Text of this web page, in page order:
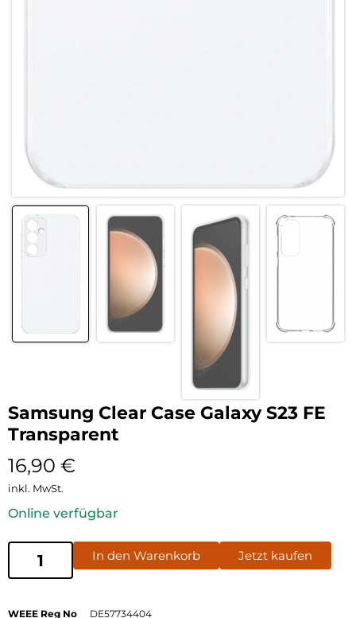
Samsung Clear Case Galaxy S23 FE
Transparent
16,90 €
inkl. MwSt.
Online verfügbar
In den Warenkorb Jetzt kaufen
WEEE Reg No
DE57734404